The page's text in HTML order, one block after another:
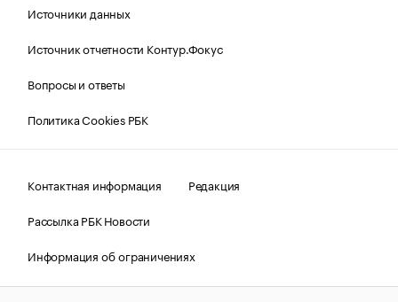
Источники данных
Источник отчетности Контур.Фокус
Вопросы и ответы
Политика Cookies РБК
Контактная информация
Редакция
Рассылка РБК Новости
Информация об ограничениях
Правовая информация
О соблюдении авторских прав